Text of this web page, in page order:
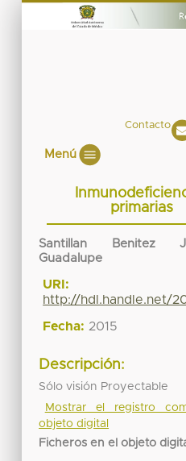
Contacto
Menú
primarias
Santillan Benitez
Guadalupe
URI:
http://hdl.handle.net/
Fecha: 2015
Descripción:
Sólo visión Proyectable
Mostrar el registro
objeto digital
Ficheros en el objeto